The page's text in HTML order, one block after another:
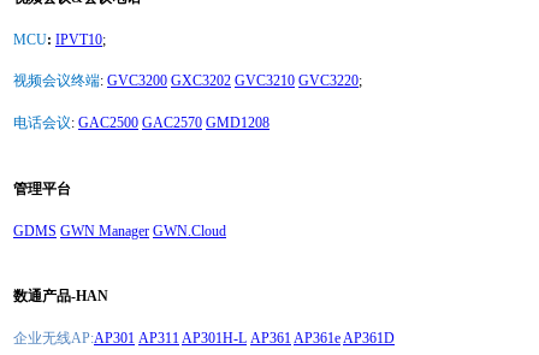
MCU: IPVT10;
视频会议终端: GVC3200 GXC3202 GVC3210 GVC3220;
电话会议: GAC2500 GAC2570 GMD1208
管理平台
GDMS GWN Manager GWN.Cloud
数通产品-HAN
企业无线AP:AP301 AP311AP301H-L AP361AP361eAP361D